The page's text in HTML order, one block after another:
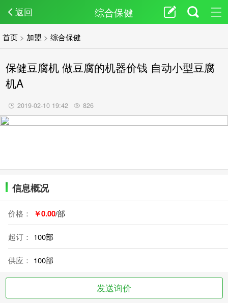
返回 综合保健
首页 > 加盟 >综合保健
保健豆腐机 做豆腐的机器价钱 自动小型豆腐
机A
2019-02-10 19:42 826
信息概况
价格： ￥0.00/部
起订： 100部
供应： 100部
发送询价